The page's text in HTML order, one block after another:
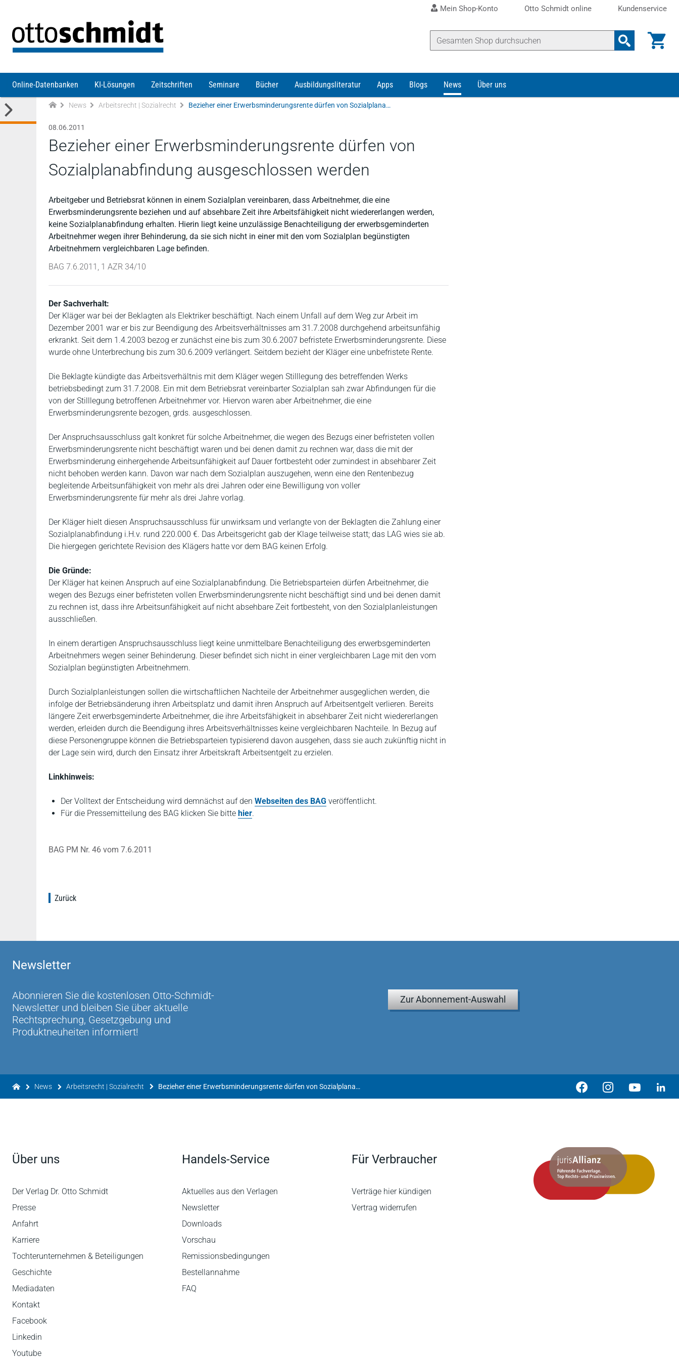
Mein Shop-Konto Otto Schmidt online Kundenservice
Online-Datenbanken KI-Lösungen Zeitschriften Seminare Bücher Ausbildungsliteratur Apps Blogs News Über uns
News Arbeitsrecht | Sozialrecht Bezieher einer Erwerbsminderungsrente dürfen von Sozialplanabfindung ausgeschlossen werden
08.06.2011
Bezieher einer Erwerbsminderungsrente dürfen von
Sozialplanabfindung ausgeschlossen werden
Arbeitgeber und Betriebsrat können in einem Sozialplan vereinbaren, dass Arbeitnehmer, die eine
Erwerbsminderungsrente beziehen und auf absehbare Zeit ihre Arbeitsfähigkeit nicht wiedererlangen werden,
keine Sozialplanabfindung erhalten. Hierin liegt keine unzulässige Benachteiligung der erwerbsgeminderten
Arbeitnehmer wegen ihrer Behinderung, da sie sich nicht in einer mit den vom Sozialplan begünstigten
Arbeitnehmern vergleichbaren Lage befinden.
BAG 7.6.2011, 1 AZR 34/10
Der Sachverhalt:
Der Kläger war bei der Beklagten als Elektriker beschäftigt. Nach einem Unfall auf dem Weg zur Arbeit im
Dezember 2001 war er bis zur Beendigung des Arbeitsverhältnisses am 31.7.2008 durchgehend arbeitsunfähig
erkrankt. Seit dem 1.4.2003 bezog er zunächst eine bis zum 30.6.2007 befristete Erwerbsminderungsrente. Diese
wurde ohne Unterbrechung bis zum 30.6.2009 verlängert. Seitdem bezieht der Kläger eine unbefristete Rente.
Die Beklagte kündigte das Arbeitsverhältnis mit dem Kläger wegen Stilllegung des betreffenden Werks
betriebsbedingt zum 31.7.2008. Ein mit dem Betriebsrat vereinbarter Sozialplan sah zwar Abfindungen für die
von der Stilllegung betroffenen Arbeitnehmer vor. Hiervon waren aber Arbeitnehmer, die eine
Erwerbsminderungsrente bezogen, grds. ausgeschlossen.
Der Anspruchsausschluss galt konkret für solche Arbeitnehmer, die wegen des Bezugs einer befristeten vollen
Erwerbsminderungsrente nicht beschäftigt waren und bei denen damit zu rechnen war, dass die mit der
Erwerbsminderung einhergehende Arbeitsunfähigkeit auf Dauer fortbesteht oder zumindest in absehbarer Zeit
nicht behoben werden kann. Davon war nach dem Sozialplan auszugehen, wenn eine den Rentenbezug
begleitende Arbeitsunfähigkeit von mehr als drei Jahren oder eine Bewilligung von voller
Erwerbsminderungsrente für mehr als drei Jahre vorlag.
Der Kläger hielt diesen Anspruchsausschluss für unwirksam und verlangte von der Beklagten die Zahlung einer
Sozialplanabfindung i.H.v. rund 220.000 €. Das Arbeitsgericht gab der Klage teilweise statt; das LAG wies sie ab.
Die hiergegen gerichtete Revision des Klägers hatte vor dem BAG keinen Erfolg.
Die Gründe:
Der Kläger hat keinen Anspruch auf eine Sozialplanabfindung. Die Betriebsparteien dürfen Arbeitnehmer, die
wegen des Bezugs einer befristeten vollen Erwerbsminderungsrente nicht beschäftigt sind und bei denen damit
zu rechnen ist, dass ihre Arbeitsunfähigkeit auf nicht absehbare Zeit fortbesteht, von den Sozialplanleistungen
ausschließen.
In einem derartigen Anspruchsausschluss liegt keine unmittelbare Benachteiligung des erwerbsgeminderten
Arbeitnehmers wegen seiner Behinderung. Dieser befindet sich nicht in einer vergleichbaren Lage mit den vom
Sozialplan begünstigten Arbeitnehmern.
Durch Sozialplanleistungen sollen die wirtschaftlichen Nachteile der Arbeitnehmer ausgeglichen werden, die
infolge der Betriebsänderung ihren Arbeitsplatz und damit ihren Anspruch auf Arbeitsentgelt verlieren. Bereits
längere Zeit erwerbsgeminderte Arbeitnehmer, die ihre Arbeitsfähigkeit in absehbarer Zeit nicht wiedererlangen
werden, erleiden durch die Beendigung ihres Arbeitsverhältnisses keine vergleichbaren Nachteile. In Bezug auf
diese Personengruppe können die Betriebsparteien typisierend davon ausgehen, dass sie auch zukünftig nicht in
der Lage sein wird, durch den Einsatz ihrer Arbeitskraft Arbeitsentgelt zu erzielen.
Linkhinweis:
Der Volltext der Entscheidung wird demnächst auf den Webseiten des BAG veröffentlicht.
Für die Pressemitteilung des BAG klicken Sie bitte hier.
BAG PM Nr. 46 vom 7.6.2011
Zurück
Newsletter
Abonnieren Sie die kostenlosen Otto-Schmidt-
Newsletter und bleiben Sie über aktuelle
Rechtsprechung, Gesetzgebung und
Produktneuheiten informiert!
Zur Abonnement-Auswahl
News Arbeitsrecht | Sozialrecht Bezieher einer Erwerbsminderungsrente dürfen von Sozialplanabfindung ausgeschlossen werden
Über uns
Der Verlag Dr. Otto Schmidt
Presse
Anfahrt
Karriere
Tochterunternehmen & Beteiligungen
Geschichte
Mediadaten
Kontakt
Facebook
Linkedin
Youtube
Handels-Service
Aktuelles aus den Verlagen
Newsletter
Downloads
Vorschau
Remissionsbedingungen
Bestellannahme
FAQ
Für Verbraucher
Verträge hier kündigen
Vertrag widerrufen